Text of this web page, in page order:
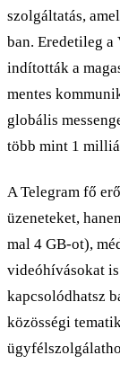
szolgáltatás,
ban. Eredetileg
indították a
mentes
globális
több mint 1
A Telegram fő
üzeneteket,
mal 4 GB-ot),
videóhívásokat
kapcsolódhatsz
közösségi